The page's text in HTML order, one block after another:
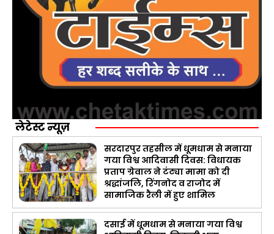
लेटेस्ट न्यूज़
सरदारपुर तहसील में धूमधाम से मनाया
गया विश्व आदिवासी दिवस: विधायक
प्रताप ग्रेवाल ने टंट्या मामा को दी
श्रद्धांजलि, रिंगनोद व राजोद में
सामाजिक रैली में हुए शामिल
दसाई में धूमधाम से मनाया गया विश्व